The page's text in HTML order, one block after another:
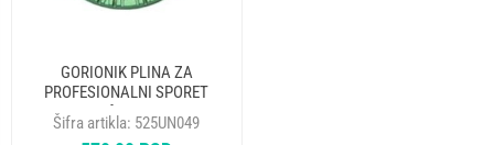
GORIONIK PLINA ZA
PROFESIONALNI SPORET
GORENJE f194mm 850067
ORIGINAL
Šifra artikla: 525UN049